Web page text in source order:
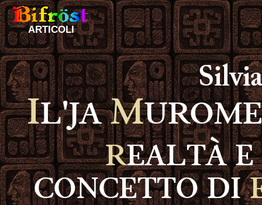
ARTICOLI
IL'JAM
REALTÀ E
CONCETTO DI